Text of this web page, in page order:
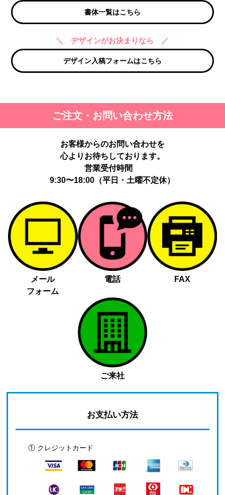
書体一覧はこちら
＼ デザインがお決まりなら ／
デザイン入稿フォームはこちら
ご注文・お問い合わせ方法
お客様からのお問い合わせを
心よりお待ちしております。
営業受付時間
9:30〜18:00（平日・土曜不定休）
メール
フォーム
電話 FAX
ご来社
お支払い方法
① クレジットカード